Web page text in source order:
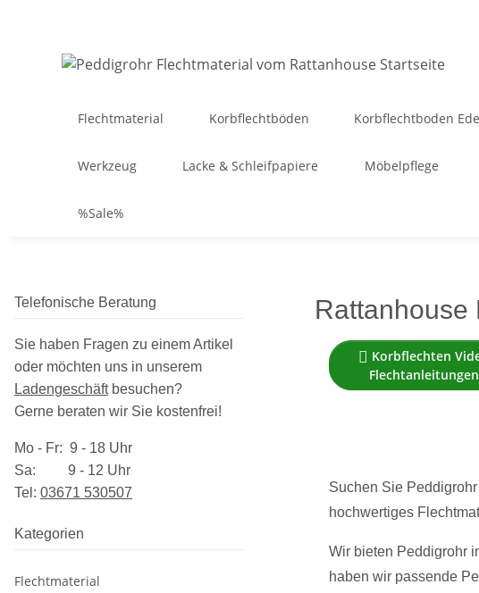
Flechtmaterial Korbflechtböden Korbflechtboden
Werkzeug Lacke & Schleifpapiere Möbelpflege
%Sale%
Rattanhouse
 Korbflechten
Flechtanleitungen
Suchen Sie
hochwertiges
Wir bieten Peddigrohr
haben wir passende
Telefonische Beratung
Sie haben Fragen zu einem Artikel
oder möchten uns in unserem
Ladengeschäftbesuchen?
Gerne beraten wir Sie kostenfrei!
Mo - Fr: 9 - 18 Uhr
Sa: 9 - 12 Uhr
Tel: 03​671 530507
Kategorien
Flechtmaterial